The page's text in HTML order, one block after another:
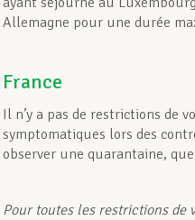
Allemagne pour une durée
France
Il n’y a pas de restrictions de
symptomatiques lors des
observer une quarantaine,
Pour toutes les restrictions de